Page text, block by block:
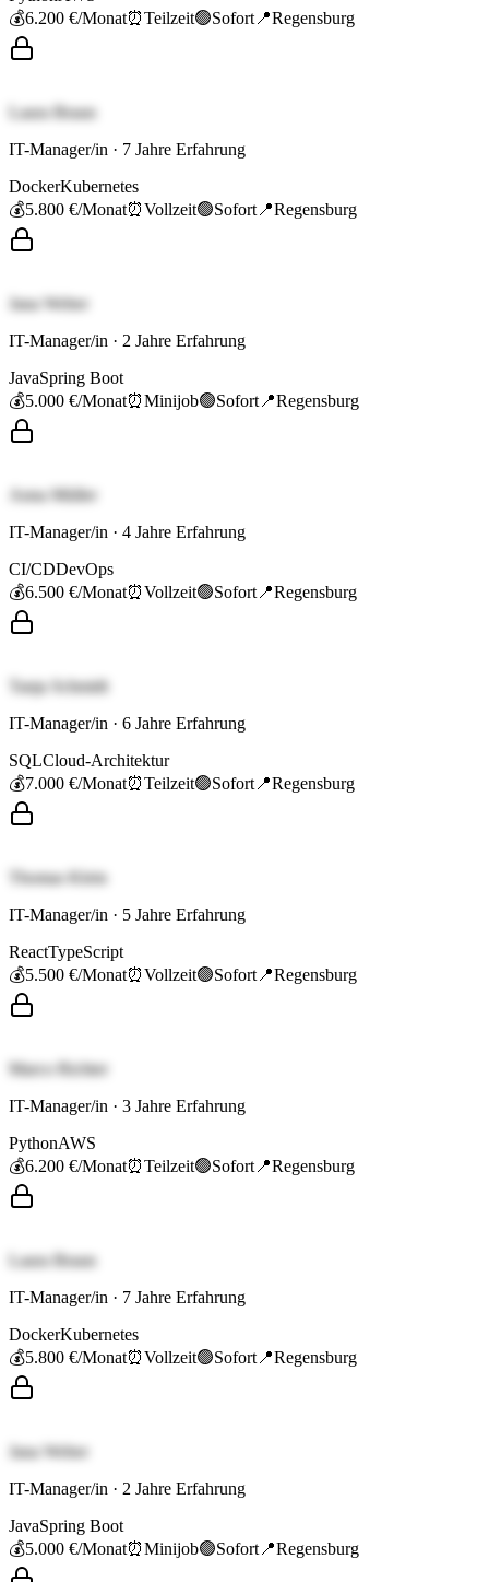
💰6.200 €/Monat⏰Teilzeit🟢Sofort 📍Regensburg
Laura Braun
IT-Manager/in · 7 Jahre Erfahrung
DockerKubernetes
💰5.800 €/Monat⏰Vollzeit🟢Sofort 📍Regensburg
Jana Weber
IT-Manager/in · 2 Jahre Erfahrung
JavaSpring Boot
💰5.000 €/Monat⏰Minijob🟢Sofort 📍Regensburg
Anna Müller
IT-Manager/in · 4 Jahre Erfahrung
CI/CDDevOps
💰6.500 €/Monat⏰Vollzeit🟢Sofort 📍Regensburg
Tanja Schmidt
IT-Manager/in · 6 Jahre Erfahrung
SQLCloud-Architektur
💰7.000 €/Monat⏰Teilzeit🟢Sofort 📍Regensburg
Thomas Klein
IT-Manager/in · 5 Jahre Erfahrung
ReactTypeScript
💰5.500 €/Monat⏰Vollzeit🟢Sofort 📍Regensburg
Marco Richter
IT-Manager/in · 3 Jahre Erfahrung
PythonAWS
💰6.200 €/Monat⏰Teilzeit🟢Sofort 📍Regensburg
Laura Braun
IT-Manager/in · 7 Jahre Erfahrung
DockerKubernetes
💰5.800 €/Monat⏰Vollzeit🟢Sofort 📍Regensburg
Jana Weber
IT-Manager/in · 2 Jahre Erfahrung
JavaSpring Boot
💰5.000 €/Monat⏰Minijob🟢Sofort 📍Regensburg